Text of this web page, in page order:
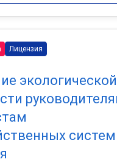
Лицензия
экологической
систем